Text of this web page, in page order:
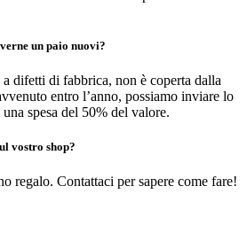
un paio nuovi?
difetti di fabbrica, non è coperta dalla
entro l’anno, possiamo inviare lo
spesa del 50% del valore.
vostro shop?
regalo. Contattaci per sapere come fare!